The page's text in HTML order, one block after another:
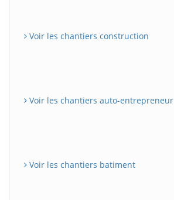
Voir les chantiers construction
Voir les chantiers auto-entrepreneur
Voir les chantiers batiment